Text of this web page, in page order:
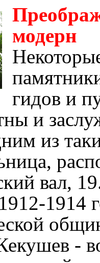
модерн
гидов и
и
из
вал,
1914
-